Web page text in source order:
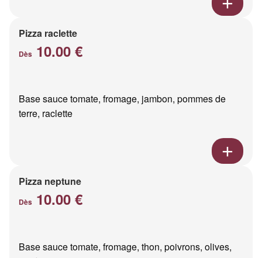
Pizza raclette
Dès 10.00 €
Base sauce tomate, fromage, jambon, pommes de
terre, raclette
Pizza neptune
Dès 10.00 €
Base sauce tomate, fromage, thon, poivrons, olives,